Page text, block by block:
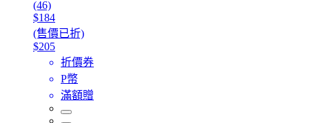
(46)
$184
(售價已折)
$205
折價券
P幣
滿額贈